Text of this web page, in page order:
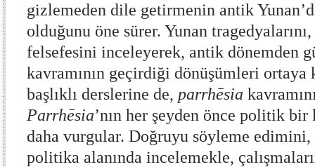
gizlemeden dile getirmenin antik
olduğunu öne sürer. Yunan
felsefesini inceleyerek, antik dönemden
kavramının geçirdiği dönüşümleri ortaya
başlıklı derslerine de, parrhēsia
Parrhēsia’nın her şeyden önce politik
daha vurgular. Doğruyu söyleme
politika alanında incelemekle,